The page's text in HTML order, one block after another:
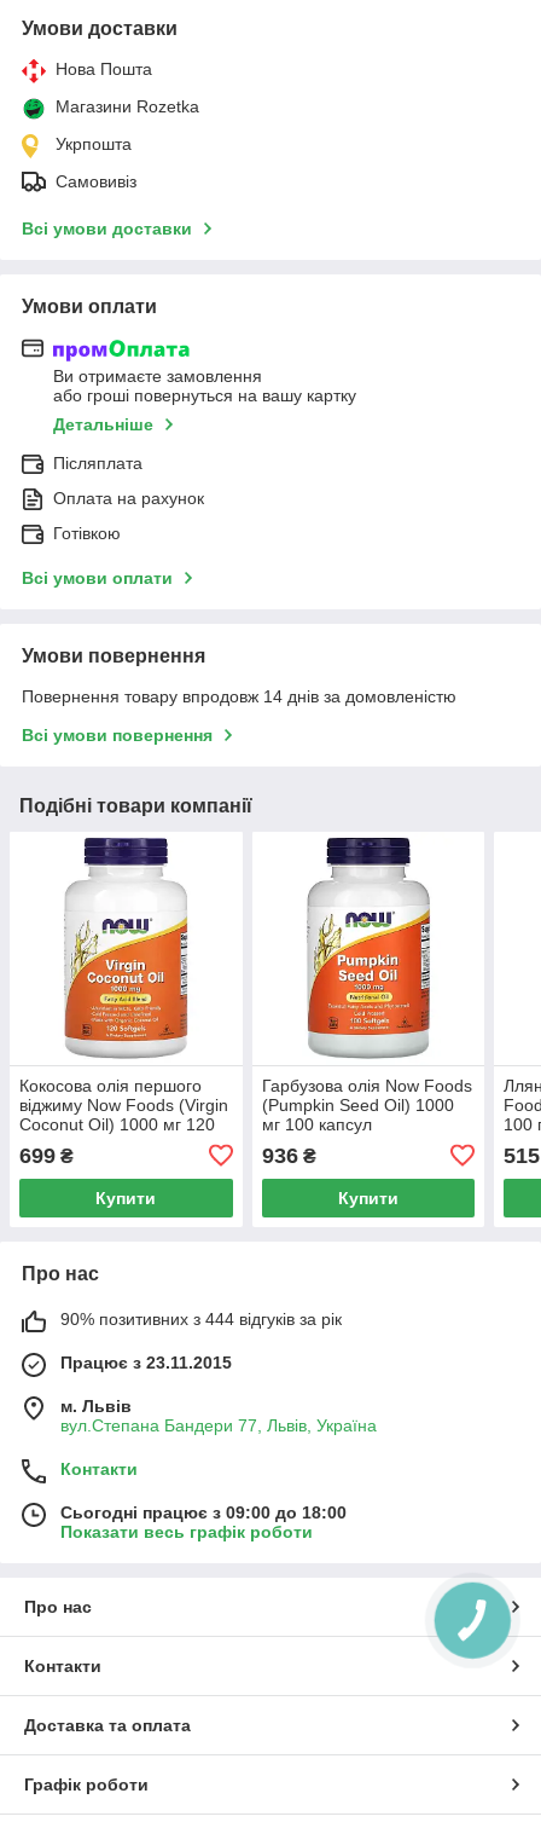
Умови доставки
Нова Пошта
Магазини Rozetka
Укрпошта
Самовивіз
Всі умови доставки
Умови оплати
Ви отримаєте замовлення
або гроші повернуться на вашу картку
Детальніше
Післяплата
Оплата на рахунок
Готівкою
Всі умови оплати
Умови повернення
Повернення товару впродовж 14 днів за домовленістю
Всі умови повернення
Подібні товари компанії
Кокосова олія першого
віджиму Now Foods (Virgin
Coconut Oil) 1000 мг 120
699 ₴
Купити
Гарбузова олія Now Foods
(Pumpkin Seed Oil) 1000
мг 100 капсул
936₴
Купити
100
515
Про нас
90% позитивних з 444 відгуків за рік
Працює з 23.11.2015
м. Львів
вул.Степана Бандери 77, Львів, Україна
Контакти
Сьогодні працює з 09:00 до 18:00
Показати весь графік роботи
Про нас
Контакти
Доставка та оплата
Графік роботи